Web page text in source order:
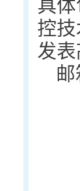
具
控
发表